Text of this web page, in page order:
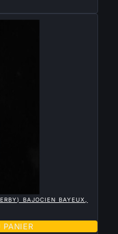
BAJOCIEN BAYEUX,